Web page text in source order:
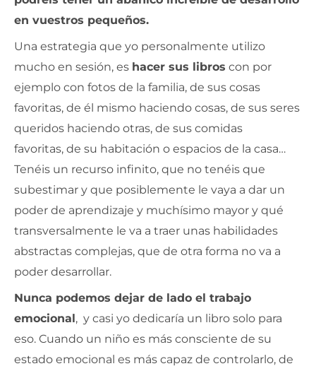
en vuestros pequeños.
Una estrategia que yo personalmente utilizo
mucho en sesión, es hacer sus libros con por
ejemplo con fotos de la familia, de sus cosas
favoritas, de él mismo haciendo cosas, de sus seres
queridos haciendo otras, de sus comidas
favoritas, de su habitación o espacios de la casa…
Tenéis un recurso infinito, que no tenéis que
subestimar y que posiblemente le vaya a dar un
poder de aprendizaje y muchísimo mayor y qué
transversalmente le va a traer unas habilidades
abstractas complejas, que de otra forma no va a
poder desarrollar.
Nunca podemos dejar de lado el trabajo
emocional, y casi yo dedicaría un libro solo para
eso. Cuando un niño es más consciente de su
estado emocional es más capaz de controlarlo, de